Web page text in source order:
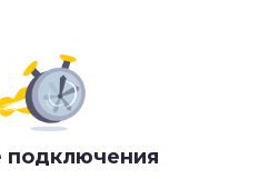
подключения